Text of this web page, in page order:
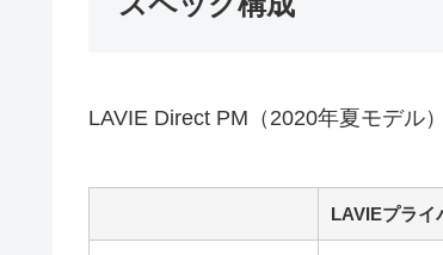
LAVIE Direct PM（2020年夏モデル
LAVIEプライ